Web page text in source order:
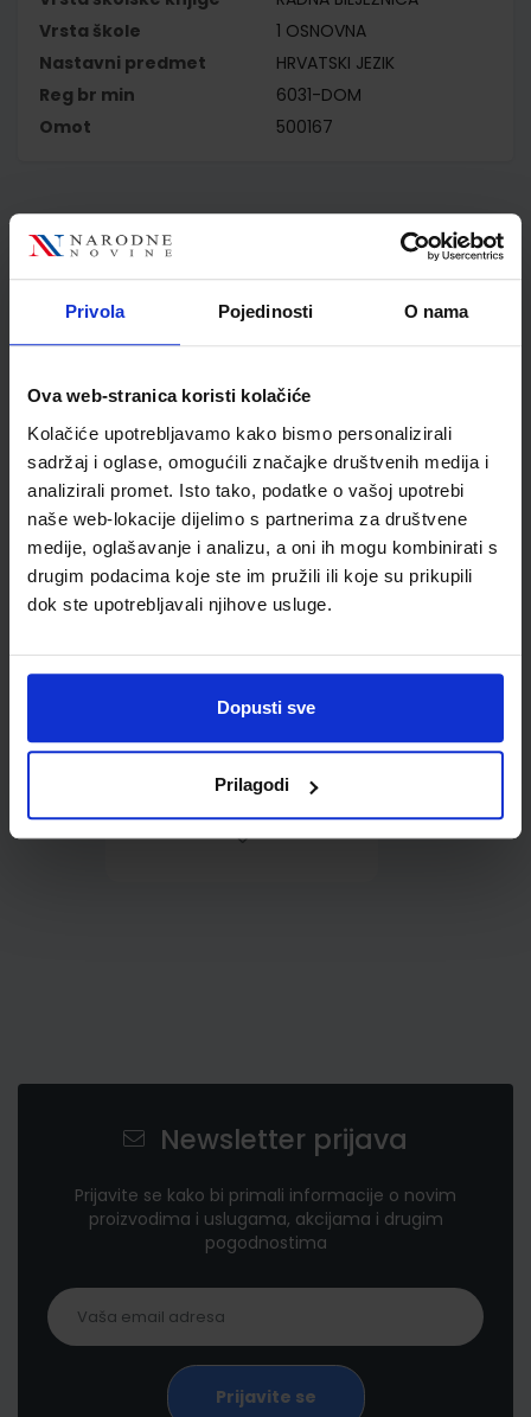
Privola Pojedinosti O nama
Ova web-stranica koristi kolačiće
Kolačiće upotrebljavamo kako bismo personalizirali
sadržaj i oglase, omogućili značajke društvenih medija i
analizirali promet. Isto tako, podatke o vašoj upotrebi
naše web-lokacije dijelimo s partnerima za društvene
medije, oglašavanje i analizu, a oni ih mogu kombinirati s
drugim podacima koje ste im pružili ili koje su prikupili
dok ste upotrebljavali njihove usluge.
Dopusti sve
Prilagodi
Vrsta škole
1 OSNOVNA
Nastavni predmet
HRVATSKI JEZIK
Reg br min
6031-DOM
Omot
500167
Kupci najčešće biraju..
Omot PVC za školske
udžbenike; dimenzije
433x272; tip 167
0,85 €
Newsletter prijava
Prijavite se kako bi primali informacije o novim
proizvodima i uslugama, akcijama i drugim
pogodnostima